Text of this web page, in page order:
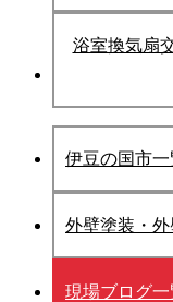
浴室換気扇
伊豆の国市
外壁塗装・
現場ブログ